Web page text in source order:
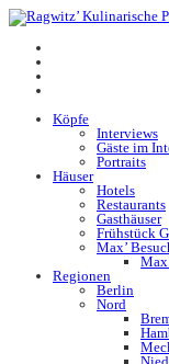
Köpfe
Interviews
Gäste im
Portraits
Häuser
Hotels
Restaurants
Gasthäuser
Frühstück
Max’
Regionen
Berlin
Nord